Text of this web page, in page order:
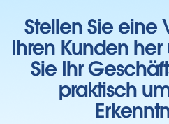
Stellen Sie eine
Ihren Kunden
Sie Ihr
praktisch